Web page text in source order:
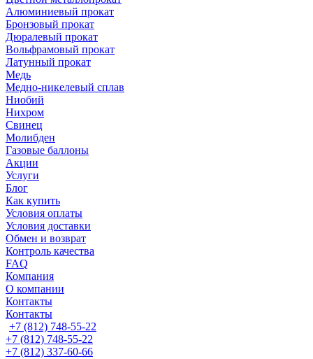
Алюминиевый прокат
Бронзовый прокат
Дюралевый прокат
Вольфрамовый прокат
Латунный прокат
Медь
Медно-никелевый сплав
Ниобий
Нихром
Свинец
Молибден
Газовые баллоны
Акции
Услуги
Блог
Как купить
Условия оплаты
Условия доставки
Обмен и возврат
Контроль качества
FAQ
Компания
О компании
Контакты
Контакты
+7 (812) 748-55-22
+7 (812) 748-55-22
+7 (812) 337-60-66